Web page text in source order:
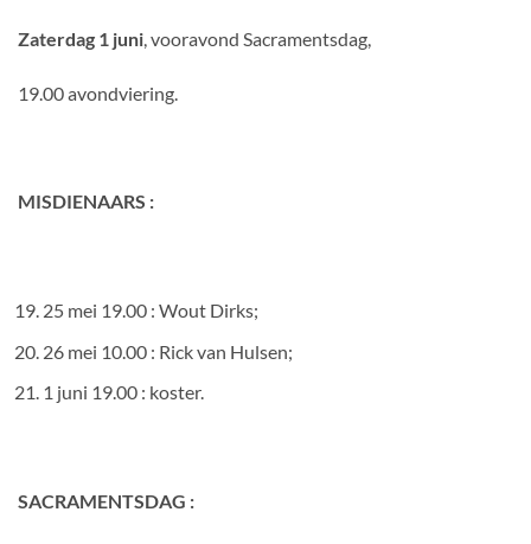
Zaterdag 1 juni, vooravond Sacramentsdag,
19.00 avondviering.
MISDIENAARS :
25 mei 19.00 : Wout Dirks;
26 mei 10.00 : Rick van Hulsen;
1 juni 19.00 : koster.
SACRAMENTSDAG :